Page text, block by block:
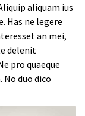
aliquam ius
Has ne legere
an mei,
delenit
pro quaeque
duo dico